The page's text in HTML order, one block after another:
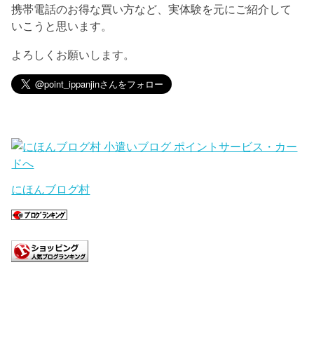
携帯電話のお得な買い方など、実体験を元にご紹介して
いこうと思います。
よろしくお願いします。
にほんブログ村